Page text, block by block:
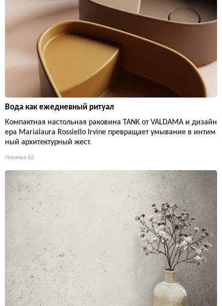
Вода как ежедневный ритуал
Компактная настольная раковина TANK от VALDAMA и дизайн
ера Marialaura Rossiello Irvine превращает умывание в интим
ный архитектурный жест.
Новинки 62